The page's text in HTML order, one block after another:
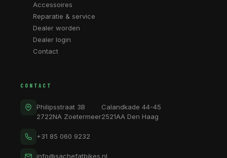
Accessoires
Reparatie & service
Dealer worden
Dealer login
Contact
CONTACT
Philipsstraat 3B
2722NA Zoetermeer
Calandkade 44-45
2521AA Den Haag
+31 85 060 9232
info@sachefatbikes.nl